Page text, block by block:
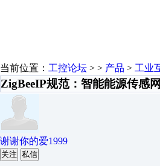
当前位置： 工控论坛 > > 产品 > 工业
ZigBeeIP规范：智能能源传感
谢谢你的爱1999
关注 私信